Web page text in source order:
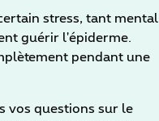
stress, tant mental
guérir l'épiderme.
pendant une
vos questions sur le